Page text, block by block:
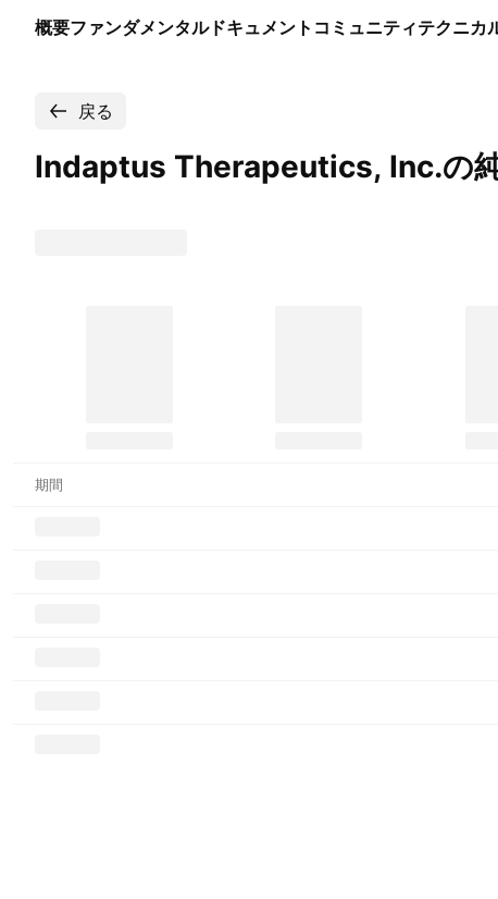
概要ファンダメンタルドキュメント コミュニティテクニカ
戻る
Indaptus Therapeutics, Inc.の
期間